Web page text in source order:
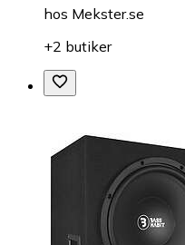
hos Mekster.se
+2 butiker